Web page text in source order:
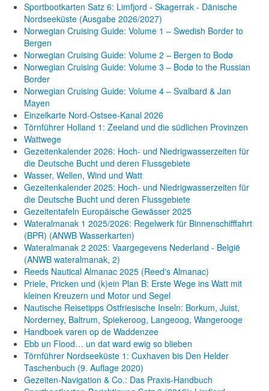
Sportbootkarten Satz 6: Limfjord - Skagerrak - Dänische
Nordseeküste (Ausgabe 2026/2027)
Norwegian Cruising Guide: Volume 1 – Swedish Border to
Bergen
Norwegian Cruising Guide: Volume 2 – Bergen to Bodø
Norwegian Cruising Guide: Volume 3 – Bodø to the Russian
Border
Norwegian Cruising Guide: Volume 4 – Svalbard & Jan
Mayen
Einzelkarte Nord-Ostsee-Kanal 2026
Törnführer Holland 1: Zeeland und die südlichen Provinzen
Wattwege
Gezeitenkalender 2026: Hoch- und Niedrigwasserzeiten für
die Deutsche Bucht und deren Flussgebiete
Wasser, Wellen, Wind und Watt
Gezeitenkalender 2025: Hoch- und Niedrigwasserzeiten für
die Deutsche Bucht und deren Flussgebiete
Gezeitentafeln Europäische Gewässer 2025
Wateralmanak 1 2025/2026: Regelwerk für Binnenschifffahrt
(BPR) (ANWB Wasserkarten)
Wateralmanak 2 2025: Vaargegevens Nederland - België
(ANWB wateralmanak, 2)
Reeds Nautical Almanac 2025 (Reed's Almanac)
Priele, Pricken und (k)ein Plan B: Erste Wege ins Watt mit
kleinen Kreuzern und Motor und Segel
Nautische Reisetipps Ostfriesische Inseln: Borkum, Juist,
Norderney, Baltrum, Spiekeroog, Langeoog, Wangerooge
Handboek varen op de Waddenzee
Ebb un Flood… un dat ward ewig so blieben
Törnführer Nordseeküste 1: Cuxhaven bis Den Helder
Taschenbuch (9. Auflage 2020)
Gezeiten-Navigation & Co.: Das Praxis-Handbuch